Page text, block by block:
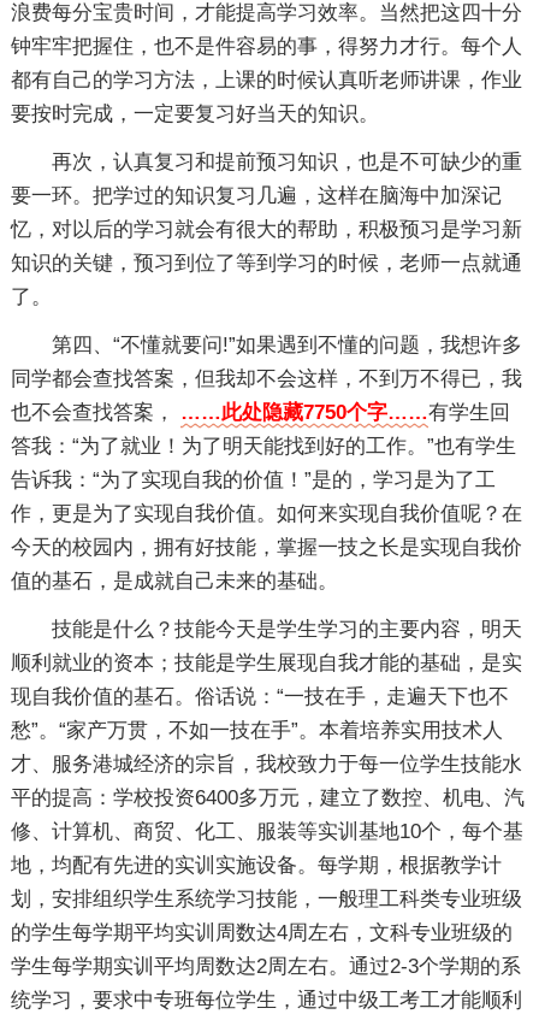
浪费每分宝贵时间，才能提高学习效率。当然把这四十分
钟牢牢把握住，也不是件容易的事，得努力才行。每个人
都有自己的学习方法，上课的时候认真听老师讲课，作业
要按时完成，一定要复习好当天的知识。
再次，认真复习和提前预习知识，也是不可缺少的重
要一环。把学过的知识复习几遍，这样在脑海中加深记
忆，对以后的学习就会有很大的帮助，积极预习是学习新
知识的关键，预习到位了等到学习的时候，老师一点就通
了。
第四、“不懂就要问!”如果遇到不懂的问题，我想许多
同学都会查找答案，但我却不会这样，不到万不得已，我
也不会查找答案， ……此处隐藏7750个字……有学生回
答我：“为了就业！为了明天能找到好的工作。”也有学生
告诉我：“为了实现自我的价值！”是的，学习是为了工
作，更是为了实现自我价值。如何来实现自我价值呢？在
今天的校园内，拥有好技能，掌握一技之长是实现自我价
值的基石，是成就自己未来的基础。
技能是什么？技能今天是学生学习的主要内容，明天
顺利就业的资本；技能是学生展现自我才能的基础，是实
现自我价值的基石。俗话说：“一技在手，走遍天下也不
愁”。“家产万贯，不如一技在手”。本着培养实用技术人
才、服务港城经济的宗旨，我校致力于每一位学生技能水
平的提高：学校投资6400多万元，建立了数控、机电、汽
修、计算机、商贸、化工、服装等实训基地10个，每个基
地，均配有先进的实训实施设备。每学期，根据教学计
划，安排组织学生系统学习技能，一般理工科类专业班级
的学生每学期平均实训周数达4周左右，文科专业班级的
学生每学期实训平均周数达2周左右。通过2-3个学期的系
统学习，要求中专班每位学生，通过中级工考工才能顺利